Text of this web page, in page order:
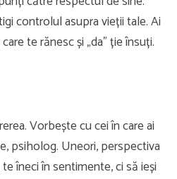
controlul asupra vieții tale. Ai
te rănesc și „da” ție însuți.
Vorbește cu cei în care ai
psiholog. Uneori, perspectiva
îneci în sentimente, ci să ieși